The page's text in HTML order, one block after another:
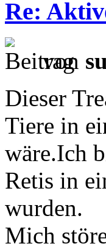
Re:
von
Dieser
Tiere in
wäre.Ich
Retis in
wurden.
Mich